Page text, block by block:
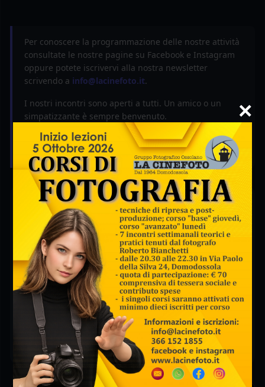
Per conoscere la programmazione delle nostre attività
consultate le nostre pagine su Facebook e Instagram
oppure potete iscrivervi alla nostra newsletter
scrivendo a info@lacinefoto.it.
I nostri incontri sono aperti a tutti. Un amico o un
simpatizzante è sempre benvenuto.
Vi aspettiamo da ottobre a maggio, al venerdì sera (ore
21.00), in Via Paolo della Silva n. 24 a Domodossola.
×